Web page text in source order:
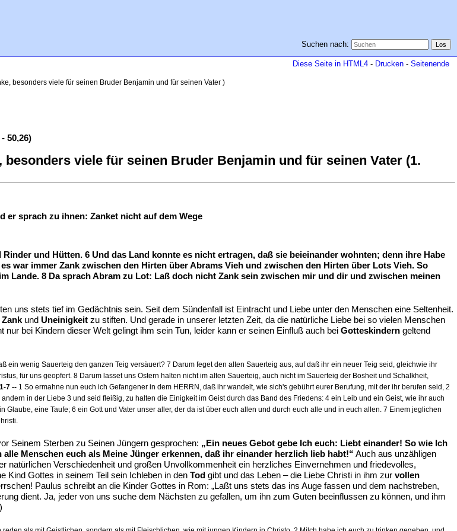
Suchen nach:
Diese Seite in HTML4 - Drucken - Seitenende
besonders viele für seinen Bruder Benjamin und für seinen Vater )
50,26)
viele für seinen Bruder Benjamin und für seinen Vater (1.
sprach zu ihnen: Zanket nicht auf dem Wege
und Hütten. 6 Und das Land konnte es nicht ertragen, daß sie beieinander wohnten; denn ihre Habe
war immer Zank zwischen den Hirten über Abrams Vieh und zwischen den Hirten über Lots Vieh. So
Lande. 8 Da sprach Abram zu Lot: Laß doch nicht Zank sein zwischen mir und dir und zwischen meinen
uns stets tief im Gedächtnis sein. Seit dem Sündenfall ist Eintracht und Liebe unter den Menschen eine Seltenheit.
und Uneinigkeit zu stiften. Und gerade in unserer letzten Zeit, da die natürliche Liebe bei so vielen Menschen
bei Kindern dieser Welt gelingt ihm sein Tun, leider kann er seinen Einfluß auch bei Gotteskindern geltend
ein wenig Sauerteig den ganzen Teig versäuert? 7 Darum feget den alten Sauerteig aus, auf daß ihr ein neuer Teig seid, gleichwie ihr
für uns geopfert. 8 Darum lasset uns Ostern halten nicht im alten Sauerteig, auch nicht im Sauerteig der Bosheit und Schalkheit,
7 -- 1 So ermahne nun euch ich Gefangener in dem HERRN, daß ihr wandelt, wie sich's gebührt eurer Berufung, mit der ihr berufen seid, 2
in der Liebe 3 und seid fleißig, zu halten die Einigkeit im Geist durch das Band des Friedens: 4 ein Leib und ein Geist, wie ihr auch
Glaube, eine Taufe; 6 ein Gott und Vater unser aller, der da ist über euch allen und durch euch alle und in euch allen. 7 Einem jeglichen
Seinem Sterben zu Seinen Jüngern gesprochen: „Ein neues Gebot gebe Ich euch: Liebt einander! So wie Ich
Menschen euch als Meine Jünger erkennen, daß ihr einander herzlich lieb habt!“ Auch aus unzähligen
natürlichen Verschiedenheit und großen Unvollkommenheit ein herzliches Einvernehmen und friedevolles,
Kind Gottes in seinem Teil sein Ichleben in den Tod gibt und das Leben – die Liebe Christi in ihm zur vollen
Paulus schreibt an die Kinder Gottes in Rom: „Laßt uns stets das ins Auge fassen und dem nachstreben,
dient. Ja, jeder von uns suche dem Nächsten zu gefallen, um ihn zum Guten beeinflussen zu können, und ihm